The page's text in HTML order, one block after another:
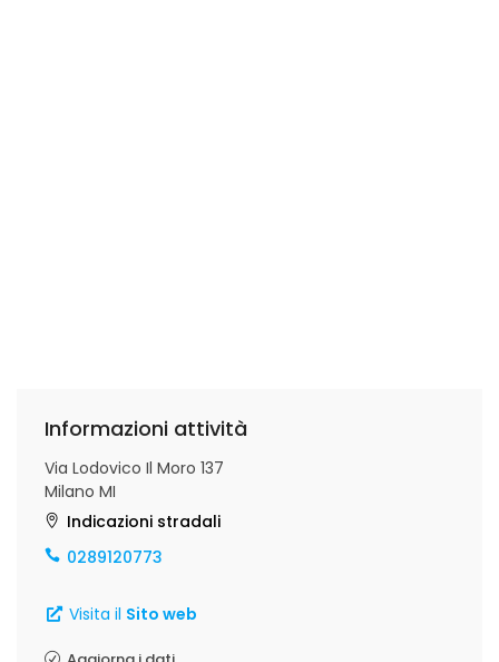
Informazioni attività
Via Lodovico Il Moro 137
Milano MI
Indicazioni stradali
0289120773
Visita il Sito web